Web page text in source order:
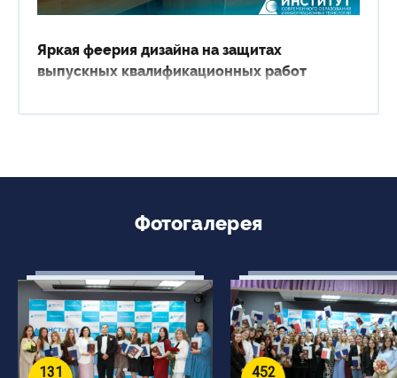
Яркая феерия дизайна на защитах
выпускных квалификационных работ
Фотогалерея
131 452